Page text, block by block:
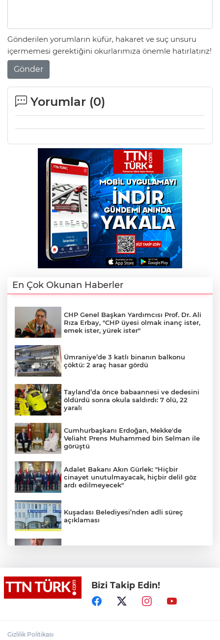
Gönderilen yorumların küfür, hakaret ve suç unsuru
içermemesi gerektiğini okurlarımıza önemle hatırlatırız!
Gönder
Yorumlar (0)
En Çok Okunan Haberler
CHP Genel Başkan Yardımcısı Prof. Dr. Ali
Rıza Erbay, "CHP üyesi olmak inanç ister,
emek ister, yürek ister"
Ümraniye’de 3 katlı binanın balkonu
çöktü: 2 araç hasar gördü
Tayland’da önce babaannesi ve dedesini
öldürdü sonra okula saldırdı: 7 ölü, 22
yaralı
Cumhurbaşkanı Erdoğan, Mekke'de
Veliaht Prens Muhammed bin Selman ile
görüştü
Adalet Bakanı Akın Gürlek: "Hiçbir
cinayet unutulmayacak, hiçbir delil göz
ardı edilmeyecek"
Kuşadası Belediyesi’nden adli süreç
açıklaması
Yeni aldığı motosikletle kaza yapan genç
gözyaşları arasında toprağa verildi
Bizi Takip Edin!
Gizlilik Politikası